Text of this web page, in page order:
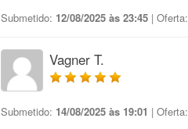
Submetido: 12/08/2025 às 23:45 | Oferta:
Vagner T.
Submetido: 14/08/2025 às 19:01 | Oferta: